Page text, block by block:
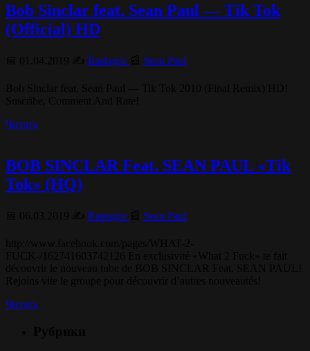
Bob Sinclar feat. Sean Paul — Tik Tok
(Official) HD
Rastagor Sean Paul
Читать
BOB SINCLAR Feat. SEAN PAUL «Tik
Tok» (HQ)
Rastagor Sean Paul
Читать